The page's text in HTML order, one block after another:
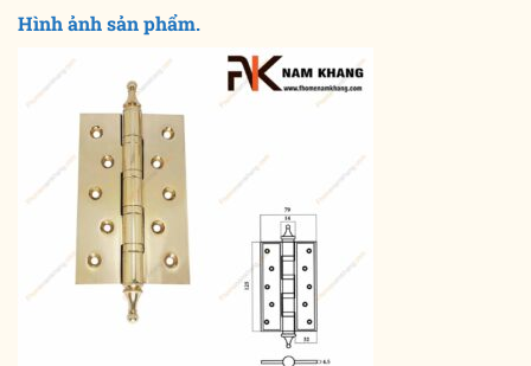
Hình ảnh sản phẩm.